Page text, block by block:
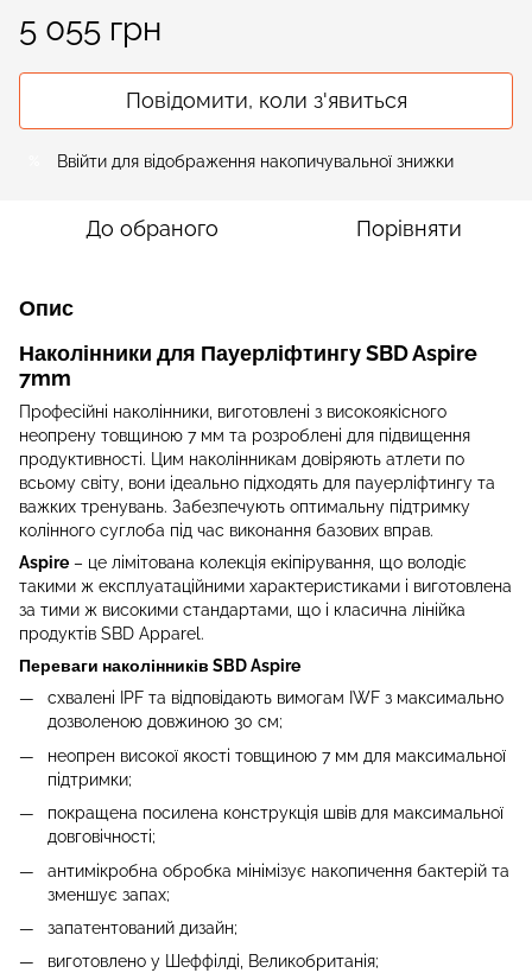
5 055 грн
Повідомити, коли з'явиться
Ввійти для відображення накопичувальної знижки
До обраного Порівняти
Опис
Наколінники для Пауерліфтингу SBD Aspire
7mm
Професійні наколінники, виготовлені з високоякісного
неопрену товщиною 7 мм та розроблені для підвищення
продуктивності. Цим наколінникам довіряють атлети по
всьому світу, вони ідеально підходять для пауерліфтингу та
важких тренувань. Забезпечують оптимальну підтримку
колінного суглоба під час виконання базових вправ.
Aspire – це лімітована колекція екіпірування, що володіє
такими ж експлуатаційними характеристиками і виготовлена
за тими ж високими стандартами, що і класична лінійка
продуктів SBD Apparel.
Переваги наколінників SBD Aspire
схвалені IPF та відповідають вимогам IWF з максимально
дозволеною довжиною 30 см;
неопрен високої якості товщиною 7 мм для максимальної
підтримки;
покращена посилена конструкція швів для максимальної
довговічності;
антимікробна обробка мінімізує накопичення бактерій та
зменшує запах;
запатентований дизайн;
виготовлено у Шеффілді, Великобританія;